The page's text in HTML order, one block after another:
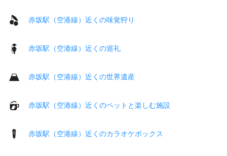
赤坂駅（空港線）近くの味覚狩り
赤坂駅（空港線）近くの巡礼
赤坂駅（空港線）近くの世界遺産
赤坂駅（空港線）近くのペットと楽しむ施設
赤坂駅（空港線）近くのカラオケボックス